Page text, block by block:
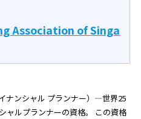
Association of Singa
ナンシャル プランナー）―世界25
ャルプランナーの資格。 この資格